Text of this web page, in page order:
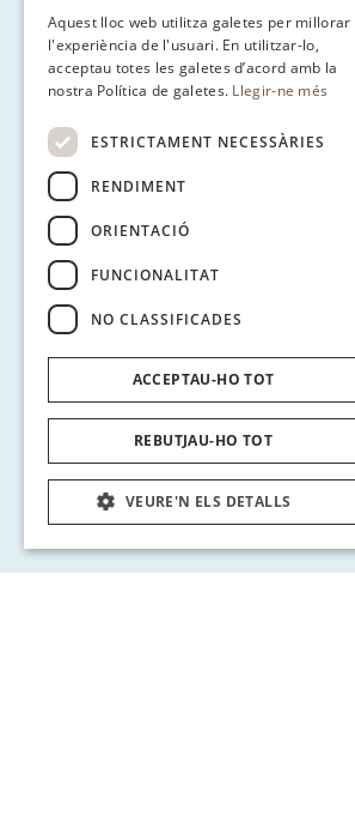
SPANISH
GERMAN
Aquest lloc web utilitza galetes per millorar
l'experiència de l'usuari. En utilitzar-lo,
acceptau totes les galetes d’acord amb la
nostra Política de galetes. Llegir-ne més
ESTRICTAMENT NECESSÀRIES
RENDIMENT
ORIENTACIÓ
FUNCIONALITAT
NO CLASSIFICADES
ACCEPTAU-HO TOT
REBUTJAU-HO TOT
VEURE'N ELS DETALLS